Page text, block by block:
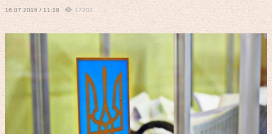
16.07.2016 / 11:18 17203